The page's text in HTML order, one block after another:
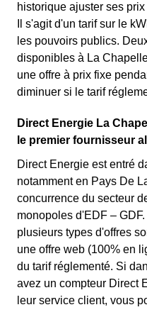
historique ajuster ses
Il s'agit d'un tarif sur le
les pouvoirs publics.
disponibles à La
une offre à prix fixe
diminuer si le tarif
Direct Energie La
le premier fournisseur
Direct Energie est entré
notamment en Pays De
concurrence du secteur
monopoles d'EDF –
plusieurs types d'offres
une offre web (100% en
du tarif réglementé. Si
avez un compteur Direct
leur service client, vous